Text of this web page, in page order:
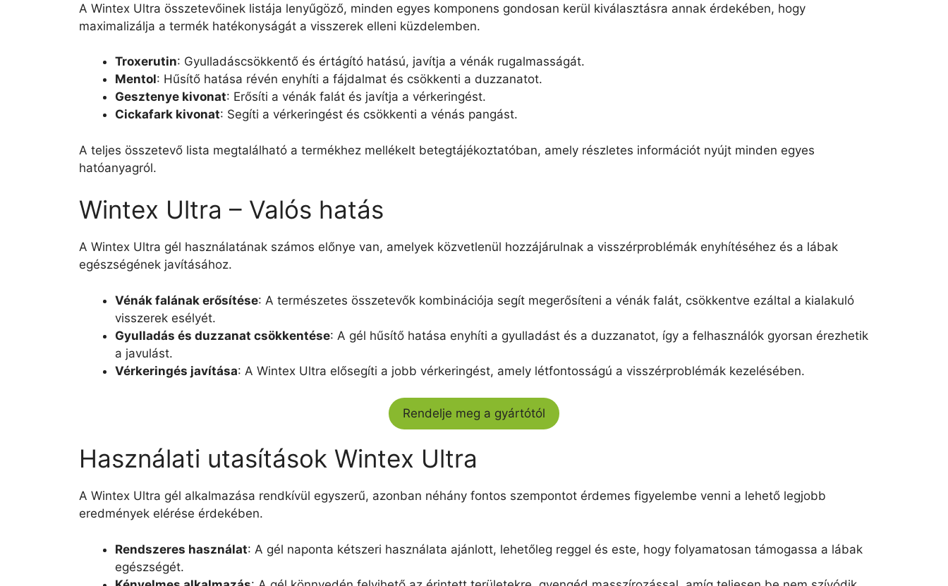
A Wintex Ultra összetevőinek listája lenyűgöző, minden egyes komponens gondosan kerül kiválasztásra annak érdekében, hogy
maximalizálja a termék hatékonyságát a visszerek elleni küzdelemben.
Troxerutin: Gyulladáscsökkentő és értágító hatású, javítja a vénák rugalmasságát.
Mentol: Hűsítő hatása révén enyhíti a fájdalmat és csökkenti a duzzanatot.
Gesztenye kivonat: Erősíti a vénák falát és javítja a vérkeringést.
Cickafark kivonat: Segíti a vérkeringést és csökkenti a vénás pangást.
A teljes összetevő lista megtalálható a termékhez mellékelt betegtájékoztatóban, amely részletes információt nyújt minden egyes
hatóanyagról.
Wintex Ultra – Valós hatás
A Wintex Ultra gél használatának számos előnye van, amelyek közvetlenül hozzájárulnak a visszérproblémák enyhítéséhez és a lábak
egészségének javításához.
Vénák falának erősítése: A természetes összetevők kombinációja segít megerősíteni a vénák falát, csökkentve ezáltal a kialakuló
visszerek esélyét.
Gyulladás és duzzanat csökkentése: A gél hűsítő hatása enyhíti a gyulladást és a duzzanatot, így a felhasználók gyorsan érezhetik
a javulást.
Vérkeringés javítása: A Wintex Ultra elősegíti a jobb vérkeringést, amely létfontosságú a visszérproblémák kezelésében.
Rendelje meg a gyártótól
Használati utasítások Wintex Ultra
A Wintex Ultra gél alkalmazása rendkívül egyszerű, azonban néhány fontos szempontot érdemes figyelembe venni a lehető legjobb
eredmények elérése érdekében.
Rendszeres használat: A gél naponta kétszeri használata ajánlott, lehetőleg reggel és este, hogy folyamatosan támogassa a lábak
egészségét.